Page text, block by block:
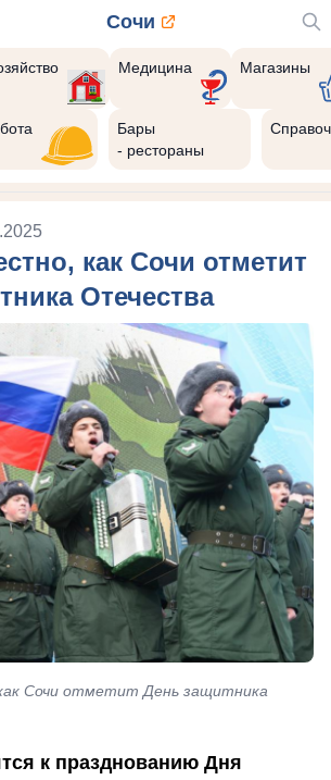
Сочи
Медицина Магазины
Бары
- рестораны
как Сочи отметит
Отечества
Сочи отметит День защитника
к празднованию Дня